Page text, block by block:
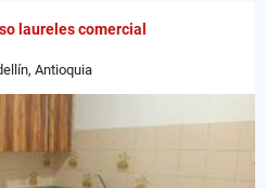
laureles comercial
Antioquia